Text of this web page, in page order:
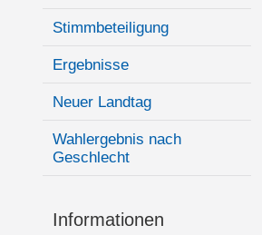
Stimmbeteiligung
Ergebnisse
Neuer Landtag
Wahlergebnis nach
Geschlecht
Informationen